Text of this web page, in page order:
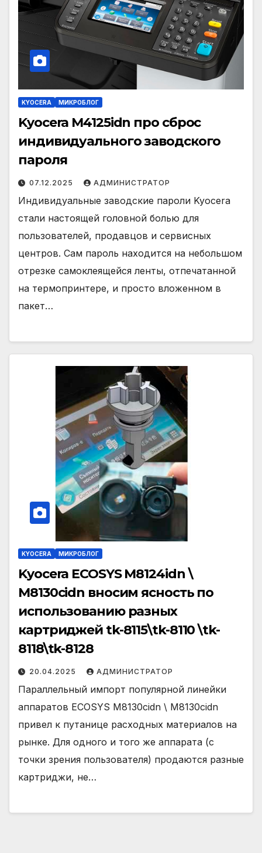
KYOCERA МИКРОБЛОГ
Kyocera M4125idn про сброс
индивидуального заводского
пароля
07.12.2025 АДМИНИСТРАТОР
Индивидуальные заводские пароли Kyocera
стали настоящей головной болью для
пользователей, продавцов и сервисных
центров. Сам пароль находится на небольшом
отрезке самоклеящейся ленты, отпечатанной
на термопринтере, и просто вложенном в
пакет…
KYOCERA МИКРОБЛОГ
Kyocera ECOSYS M8124idn \
M8130cidn вносим ясность по
использованию разных
картриджей tk-8115\tk-8110 \tk-
8118\tk-8128
20.04.2025 АДМИНИСТРАТОР
Параллельный импорт популярной линейки
аппаратов ECOSYS M8130cidn \ M8130cidn
привел к путанице расходных материалов на
рынке. Для одного и того же аппарата (с
точки зрения пользователя) продаются разные
картриджи, не…